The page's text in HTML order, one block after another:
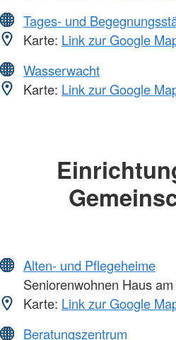
Tages- und
Karte: Link zur Google
Wasserwacht
Karte: Link zur Google
Alten- und Pflegeheime
Seniorenwohnen Haus
Karte: Link zur Google
Beratungszentrum